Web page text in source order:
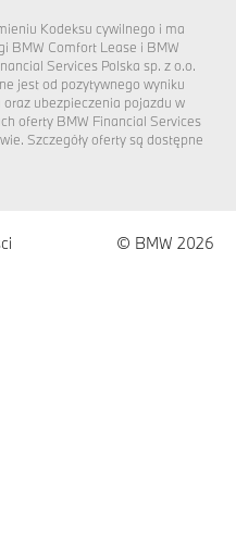
Kodeksu cywilnego i ma
BMW Comfort Lease i BMW
Services Polska sp. z o.o.
jest od pozytywnego wyniku
ubezpieczenia pojazdu w
oferty BMW Financial Services
Szczegóły oferty są dostępne
© BMW 2026